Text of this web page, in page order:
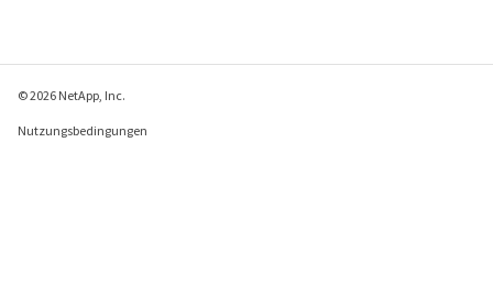
© 2026 NetApp, Inc.
Nutzungsbedingungen